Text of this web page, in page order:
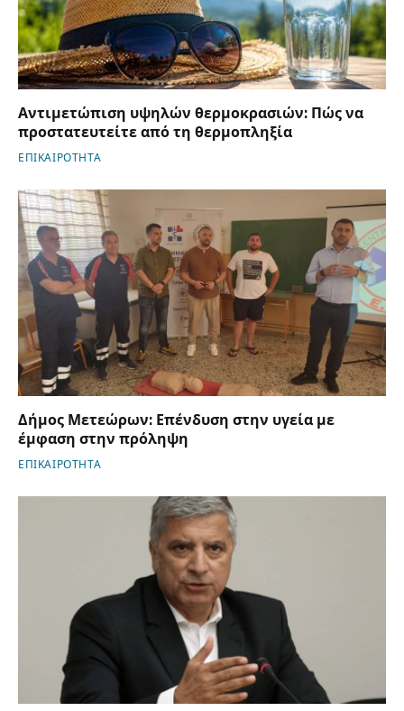
Αντιμετώπιση υψηλών θερμοκρασιών: Πώς να
προστατευτείτε από τη θερμοπληξία
ΕΠΙΚΑΙΡΟΤΗΤΑ
Δήμος Μετεώρων: Επένδυση στην υγεία με
έμφαση στην πρόληψη
ΕΠΙΚΑΙΡΟΤΗΤΑ